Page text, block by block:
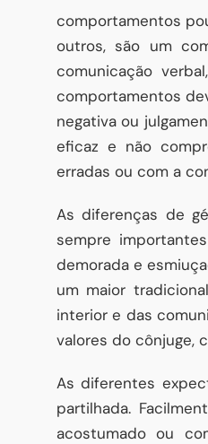
comportamentos
outros, são um
comunicação
comportamentos
negativa ou
eficaz e não
erradas ou com a
As diferenças de
sempre
demorada e
um maior
interior e das
valores do cônjuge,
As diferentes
partilhada.
acostumado ou